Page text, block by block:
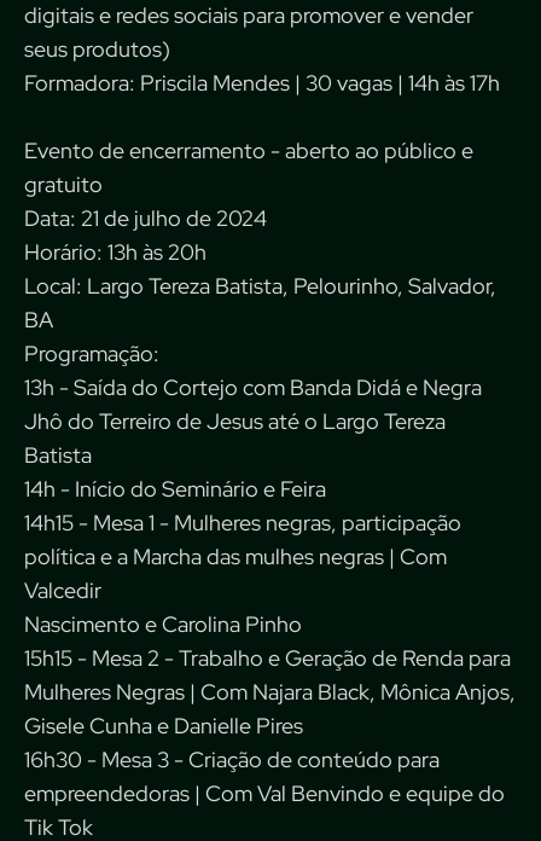
digitais e redes sociais para promover e vender
seus produtos)
Formadora: Priscila Mendes | 30 vagas | 14h às 17h
Evento de encerramento - aberto ao público e
gratuito
Data: 21 de julho de 2024
Horário: 13h às 20h
Local: Largo Tereza Batista, Pelourinho, Salvador,
BA
Programação:
13h - Saída do Cortejo com Banda Didá e Negra
Jhô do Terreiro de Jesus até o Largo Tereza
Batista
14h - Início do Seminário e Feira
14h15 - Mesa 1 - Mulheres negras, participação
política e a Marcha das mulhes negras | Com
Valcedir
Nascimento e Carolina Pinho
15h15 - Mesa 2 - Trabalho e Geração de Renda para
Mulheres Negras | Com Najara Black, Mônica Anjos,
Gisele Cunha e Danielle Pires
16h30 - Mesa 3 - Criação de conteúdo para
empreendedoras | Com Val Benvindo e equipe do
Tik Tok